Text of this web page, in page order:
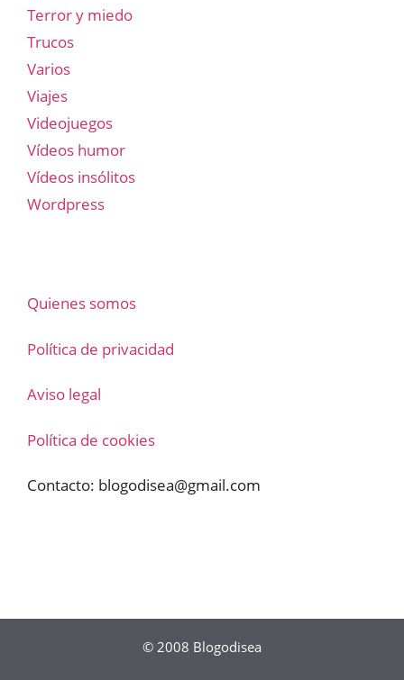
Terror y miedo
Trucos
Varios
Viajes
Videojuegos
Vídeos humor
Vídeos insólitos
Wordpress
Quienes somos
Política de privacidad
Aviso legal
Política de cookies
Contacto: blogodisea@gmail.com
© 2008 Blogodisea